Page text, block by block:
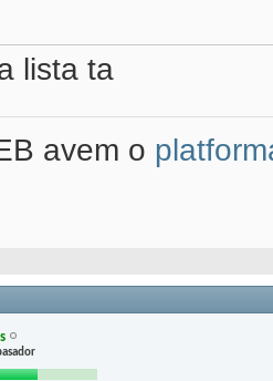
lista ta
avem o